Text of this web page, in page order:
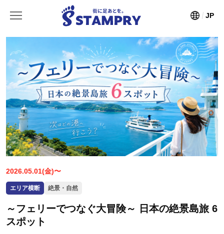
JP
2026.05.01(金)〜
エリア横断 絶景・自然
～フェリーでつなぐ大冒険～ 日本の絶景島旅 6
スポット